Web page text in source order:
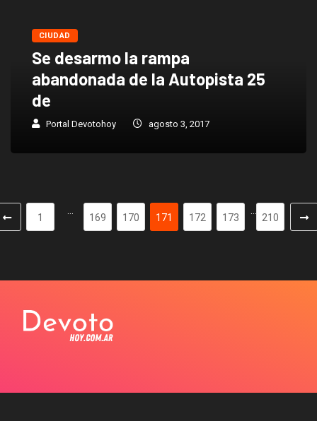
CIUDAD
Se desarmo la rampa
abandonada de la Autopista 25
de
Portal Devotohoy agosto 3, 2017
1 169 170 171 172 173 210